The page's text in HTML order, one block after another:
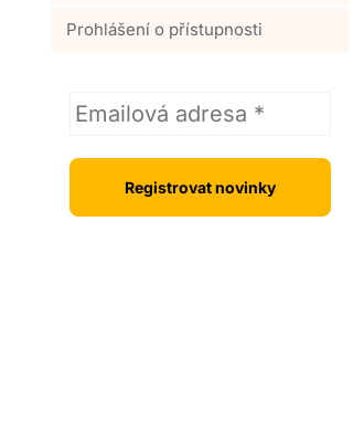
Prohlášení o přístupnosti